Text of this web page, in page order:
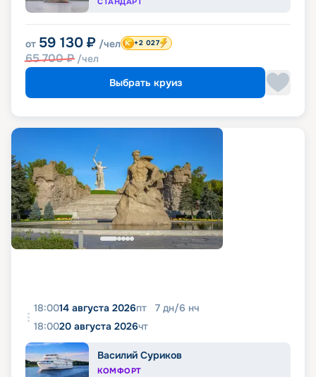
от 59 130 ₽ /чел
65 700₽ /чел
+2 027
Выбрать круиз
18:0014 августа 2026пт 7 дн/6 нч
18:0020 августа 2026чт
Василий Суриков
КОМФОРТ